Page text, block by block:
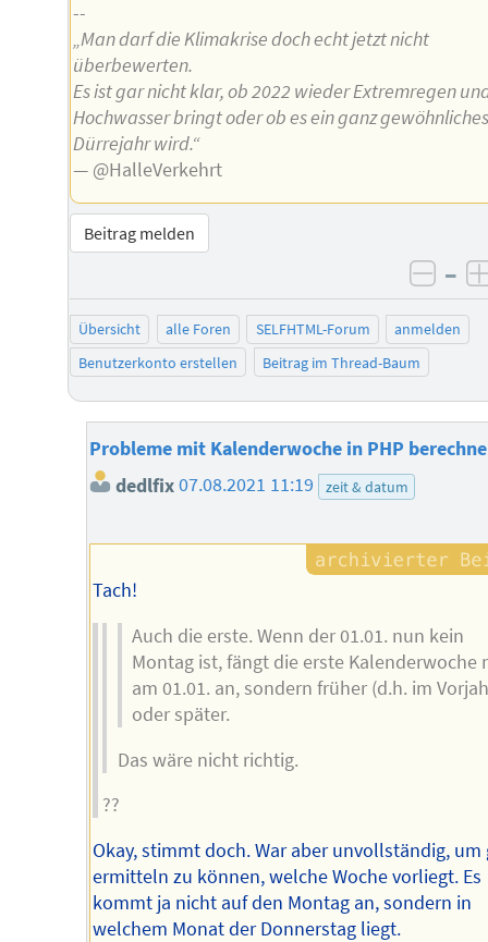
--
„Man darf die Klimakrise doch echt jetzt nicht
überbewerten.
Es ist gar nicht klar, ob 2022 wieder Extremregen
Hochwasser bringt oder ob es ein ganz
Dürrejahr wird.“
— @HalleVerkehrt
Beitrag melden
–
Übersicht alle Foren SELFHTML-Forum
anmelden
Benutzerkonto erstellen
Beitrag im Thread-Baum
Probleme mit Kalenderwoche in PHP
dedlfix07.08.2021 11:19 zeit & datum
Tach!
Auch die erste. Wenn der 01.01. nun kein
Montag ist, fängt die erste Kalenderwoche
am 01.01. an, sondern früher (d.h. im
oder später.
Das wäre nicht richtig.
??
Okay, stimmt doch. War aber unvollständig, um
ermitteln zu können, welche Woche vorliegt. Es
kommt ja nicht auf den Montag an, sondern in
welchem Monat der Donnerstag liegt.